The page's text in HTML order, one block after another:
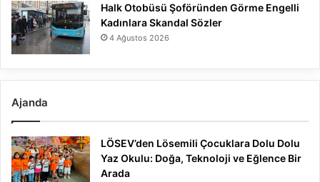
Halk Otobüsü Şoföründen Görme Engelli
Kadınlara Skandal Sözler
4 Ağustos 2026
Ajanda
LÖSEV’den Lösemili Çocuklara Dolu Dolu
Yaz Okulu: Doğa, Teknoloji ve Eğlence Bir
Arada